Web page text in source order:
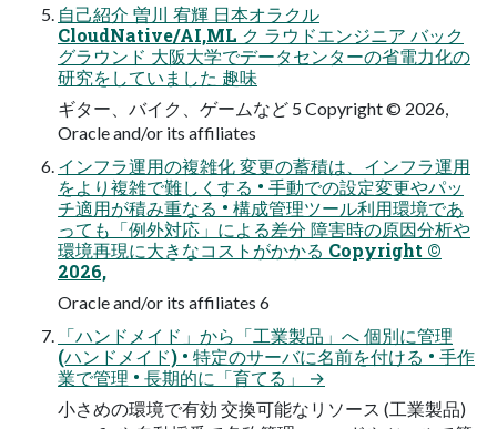
自己紹介 曽川 宥輝 日本オラクル
CloudNative/AI,ML ク ラウドエンジニア バック
グラウンド 大阪大学でデータセンターの省電力化の
研究をしていました 趣味
ギター、バイク、ゲームなど 5 Copyright © 2026,
Oracle and/or its affiliates
インフラ運用の複雑化 変更の蓄積は、インフラ運用
をより複雑で難しくする • 手動での設定変更やパッ
チ適用が積み重なる • 構成管理ツール利用環境であ
っても「例外対応」による差分 障害時の原因分析や
環境再現に大きなコストがかかる Copyright ©
2026,
Oracle and/or its affiliates 6
「ハンドメイド」から「工業製品」へ 個別に管理
(ハンドメイド) • 特定のサーバに名前を付ける • 手作
業で管理 • 長期的に「育てる」 →
小さめの環境で有効 交換可能なリソース (工業製品)